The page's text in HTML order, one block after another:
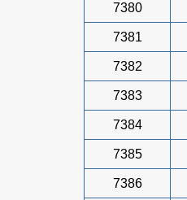
7380
7381
7382
7383
7384
7385
7386